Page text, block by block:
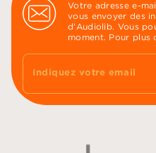
Votre adresse e-
vous envoyer des
d'Audiolib. Vous
moment. Pour plus
Indiquez votre email